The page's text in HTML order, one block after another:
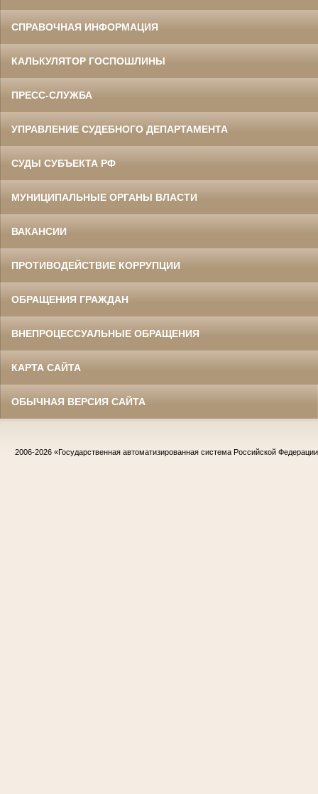
СПРАВОЧНАЯ ИНФОРМАЦИЯ
КАЛЬКУЛЯТОР ГОСПОШЛИНЫ
ПРЕСС-СЛУЖБА
УПРАВЛЕНИЕ СУДЕБНОГО ДЕПАРТАМЕНТА
СУДЫ СУБЪЕКТА РФ
МУНИЦИПАЛЬНЫЕ ОРГАНЫ ВЛАСТИ
ВАКАНСИИ
ПРОТИВОДЕЙСТВИЕ КОРРУПЦИИ
ОБРАЩЕНИЯ ГРАЖДАН
ВНЕПРОЦЕССУАЛЬНЫЕ ОБРАЩЕНИЯ
КАРТА САЙТА
ОБЫЧНАЯ ВЕРСИЯ САЙТА
2006-2026 «Государственная автоматизированная система Российской